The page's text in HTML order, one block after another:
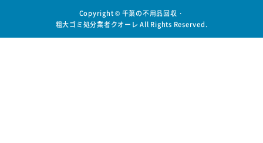
Copyright © 千葉の不用品回収・
粗大ゴミ処分業者クオーレ All Rights Reserved.